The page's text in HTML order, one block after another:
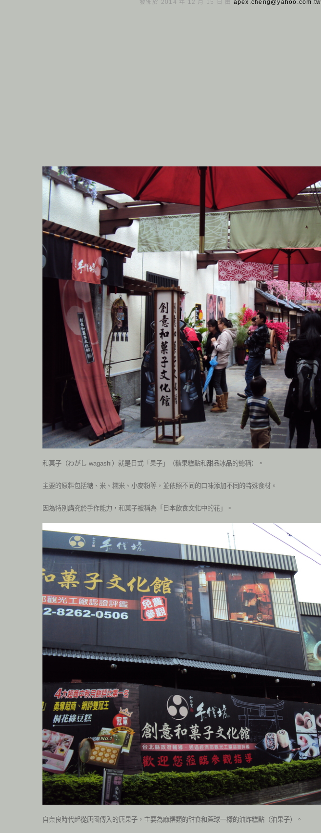
發佈於 2014 年 12 月 15 日 由 apex.cheng@yahoo.com.tw
和菓子（わがし wagashi）就是日式「果子」（糖果糕點和甜品冰品的總稱）。
主要的原料包括糖、米、糯米、小麥粉等，並依照不同的口味添加不同的特殊食材。
因為特別講究於手作能力，和菓子被稱為「日本飲食文化中的花」。
自奈良時代起從唐國傳入的唐果子，主要為麻糬類的甜食和蔴球一樣的油炸糕點（油果子）。